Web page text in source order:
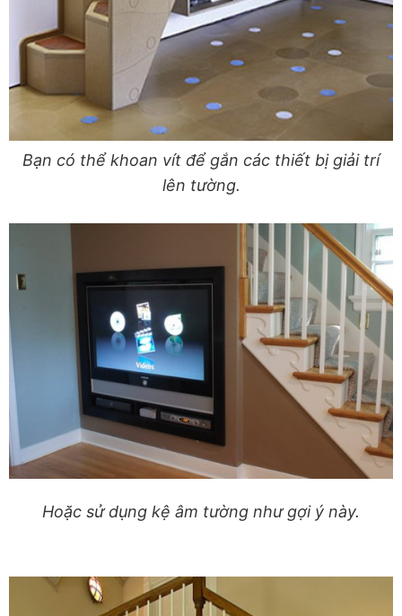
Bạn có thể khoan vít để gắn các thiết bị giải trí
lên tường.
Hoặc sử dụng kệ âm tường như gợi ý này.